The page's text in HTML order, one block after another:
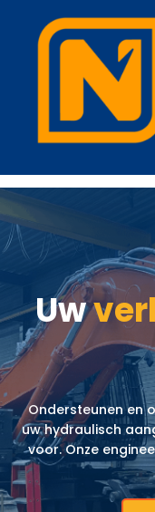
Uw
Ondersteunen en
uw hydraulisch
voor. Onze